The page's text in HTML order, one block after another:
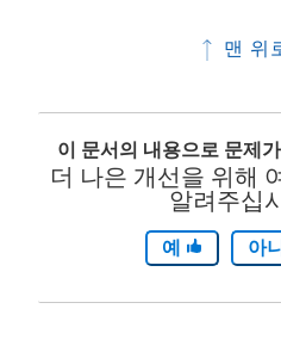
맨 위
이 문서의 내용으로 문제
더 나은 개선을 위해
알려주십
예 아